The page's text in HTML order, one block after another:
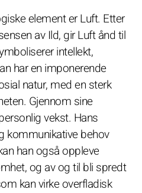
element er Luft. Etter
av Ild, gir Luft ånd til
intellekt,
har en imponerende
natur, med en sterk
Gjennom sine
vekst. Hans
kommunikative behov
han også oppleve
og av og til bli spredt
kan virke overfladisk